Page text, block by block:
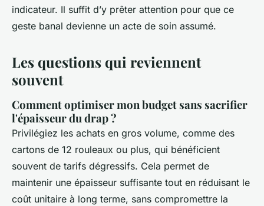
indicateur. Il suffit d’y prêter attention pour que ce
geste banal devienne un acte de soin assumé.
Les questions qui reviennent
souvent
Comment optimiser mon budget sans sacrifier
l'épaisseur du drap ?
Privilégiez les achats en gros volume, comme des
cartons de 12 rouleaux ou plus, qui bénéficient
souvent de tarifs dégressifs. Cela permet de
maintenir une épaisseur suffisante tout en réduisant le
coût unitaire à long terme, sans compromettre la